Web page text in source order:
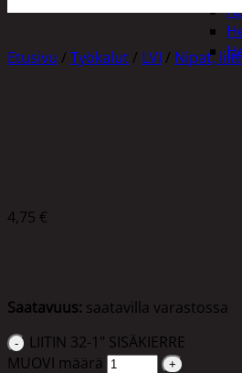
Etusivu / Työkalut / LVI / Nipat,
4,75 €
Saatavuus: saatavilla varastossa
LIITIN 32-1" SISÄKIERRE
MUOVI määrä